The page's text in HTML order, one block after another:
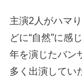
主演2人がハマ
どに“自然”に感
年を演じたバン
多く出演してい